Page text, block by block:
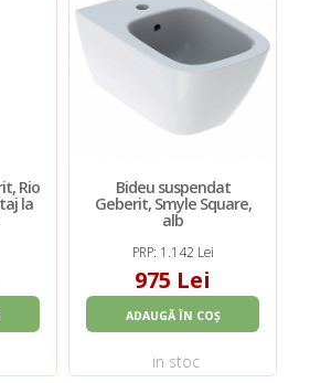
Rio
la
Bideu suspendat
Geberit, Smyle Square,
alb
PRP: 1.142 Lei
975 Lei
ADAUGĂ ÎN COȘ
in stoc